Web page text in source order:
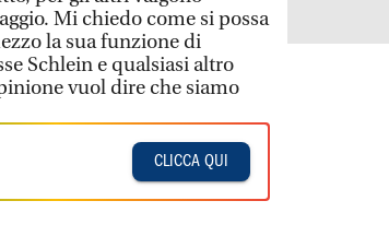
Mi chiedo come si possa
la sua funzione di
Schlein e qualsiasi altro
vuol dire che siamo
CLICCA QUI